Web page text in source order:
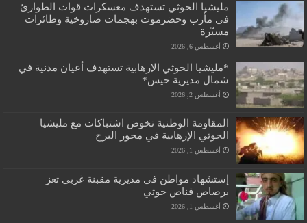
مليشيا الحوثي تستهدف معسكرات قوات الطوارئ
في مأرب وحضرموت بهجمات صاروخية وطائرات
مسيّرة
أغسطس 6, 2026
*مليشيا الحوثي الإرهابية تستهدف أعيان مدنية في
شمال مديرية حيس*
أغسطس 2, 2026
المقاومة الوطنية تخوض اشتباكات مع مليشيا
الحوثي الإرهابية في محور البرح
أغسطس 1, 2026
إستشهاد مواطن في مديرية مقبنة غربي تعز
برصاص قناص حوثي
أغسطس 1, 2026